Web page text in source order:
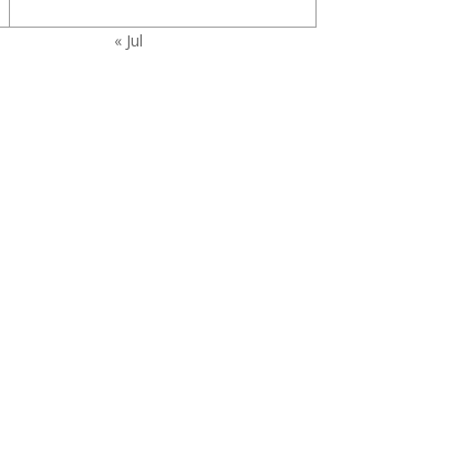
« Jul